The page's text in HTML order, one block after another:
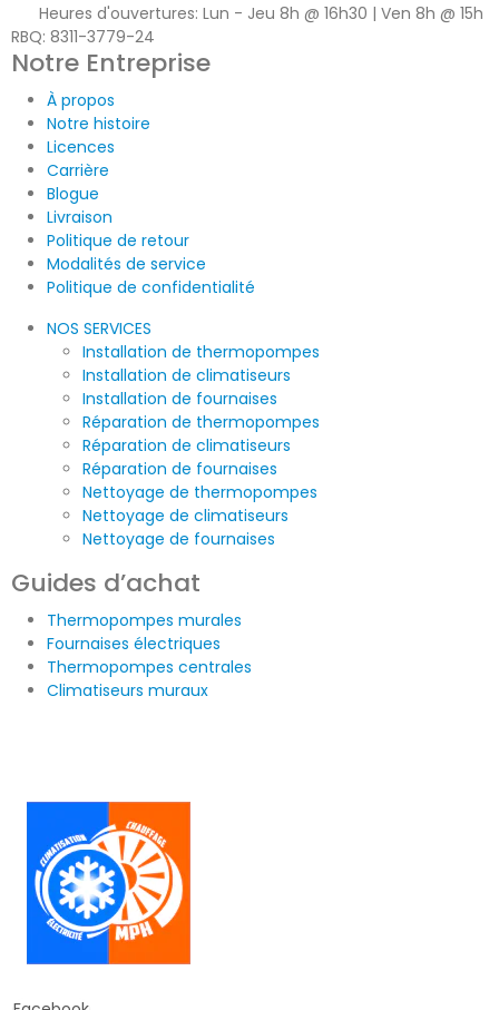
Heures d'ouvertures: Lun - Jeu 8h @ 16h30 | Ven 8h @ 15h
RBQ: 8311-3779-24
Notre Entreprise
À propos
Notre histoire
Licences
Carrière
Blogue
Livraison
Politique de retour
Modalités de service
Politique de confidentialité
NOS SERVICES
Installation de thermopompes
Installation de climatiseurs
Installation de fournaises
Réparation de thermopompes
Réparation de climatiseurs
Réparation de fournaises
Nettoyage de thermopompes
Nettoyage de climatiseurs
Nettoyage de fournaises
Guides d’achat
Thermopompes murales
Fournaises électriques
Thermopompes centrales
Climatiseurs muraux